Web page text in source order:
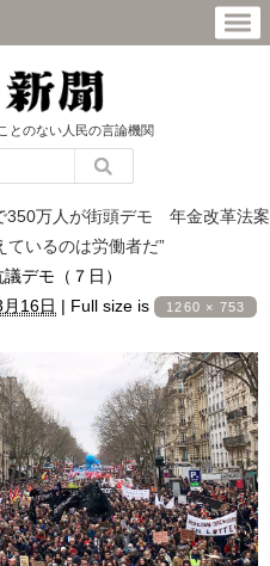
とのない人民の言論機関
万人が街頭デモ 年金改革法案
いるのは労働者だ”
デモ（７日）
16日 | Full size is 1260 × 753